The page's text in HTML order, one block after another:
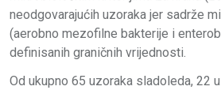
neodgovarajućih uzoraka jer sadrže
(aerobno mezofilne bakterije i
definisanih graničnih vrijednosti.
Od ukupno 65 uzoraka sladoleda, 22